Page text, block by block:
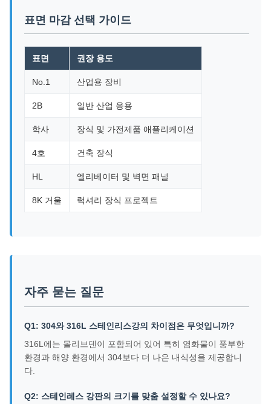
표면 마감 선택 가이드
표면 권장 용도
No.1 산업용 장비
2B 일반 산업 응용
학사 장식 및 가전제품 애플리케이션
4호 건축 장식
HL 엘리베이터 및 벽면 패널
8K 거울 럭셔리 장식 프로젝트
자주 묻는 질문
Q1: 304와 316L 스테인리스강의 차이점은 무엇입니까?
316L에는 몰리브덴이 포함되어 있어 특히 염화물이 풍부한
환경과 해양 환경에서 304보다 더 나은 내식성을 제공합니
다.
Q2: 스테인레스 강판의 크기를 맞춤 설정할 수 있나요?